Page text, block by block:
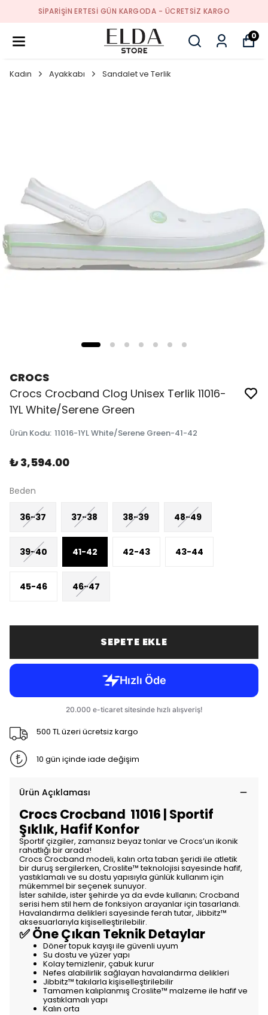
SIPARIŞIN ERTESI GÜN KARGODA - ÜCRETSIZ KARGO
0
Kadın Ayakkabı Sandalet ve Terlik
CROCS
Crocs Crocband Clog Unisex Terlik 11016-
1YL White/Serene Green
Ürün Kodu: 11016-1YL White/Serene Green-41-42
₺ 3,594.00
Beden
36-37 37-38 38-39 48-49
39-40 41-42 42-43 43-44
45-46 46-47
SEPETE EKLE
500 TL üzeri ücretsiz kargo
10 gün içinde iade değişim
Ürün Açıklaması
Crocs Crocband 11016 | Sportif
Şıklık, Hafif Konfor
Sportif çizgiler, zamansız beyaz tonlar ve Crocs’un ikonik
rahatlığı bir arada!
Crocs Crocband modeli, kalın orta taban şeridi ile atletik
bir duruş sergilerken, Croslite™ teknolojisi sayesinde hafif,
yastıklamalı ve su dostu yapısıyla günlük kullanım için
mükemmel bir seçenek sunuyor.
İster sahilde, ister şehirde ya da evde kullanın; Crocband
serisi hem stil hem de fonksiyon arayanlar için tasarlandı.
Havalandırma delikleri sayesinde ferah tutar, Jibbitz™
aksesuarlarıyla kişiselleştirilebilir.
✅ Öne Çıkan Teknik Detaylar
Döner topuk kayışı ile güvenli uyum
Su dostu ve yüzer yapı
Kolay temizlenir, çabuk kurur
Nefes alabilirlik sağlayan havalandırma delikleri
Jibbitz™ takılarla kişiselleştirilebilir
Tamamen kalıplanmış Croslite™ malzeme ile hafif ve
yastıklamalı yapı
Kalın orta